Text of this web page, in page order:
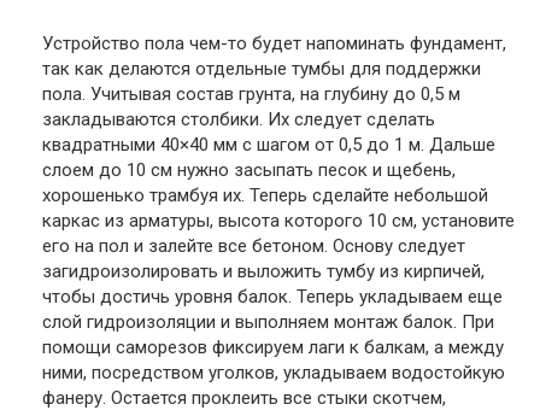
Устройство пола чем-то будет напоминать фундамент,
так как делаются отдельные тумбы для поддержки
пола. Учитывая состав грунта, на глубину до 0,5 м
закладываются столбики. Их следует сделать
квадратными 40×40 мм с шагом от 0,5 до 1 м. Дальше
слоем до 10 см нужно засыпать песок и щебень,
хорошенько трамбуя их. Теперь сделайте небольшой
каркас из арматуры, высота которого 10 см, установите
его на пол и залейте все бетоном. Основу следует
загидроизолировать и выложить тумбу из кирпичей,
чтобы достичь уровня балок. Теперь укладываем еще
слой гидроизоляции и выполняем монтаж балок. При
помощи саморезов фиксируем лаги к балкам, а между
ними, посредством уголков, укладываем водостойкую
фанеру. Остается проклеить все стыки скотчем,